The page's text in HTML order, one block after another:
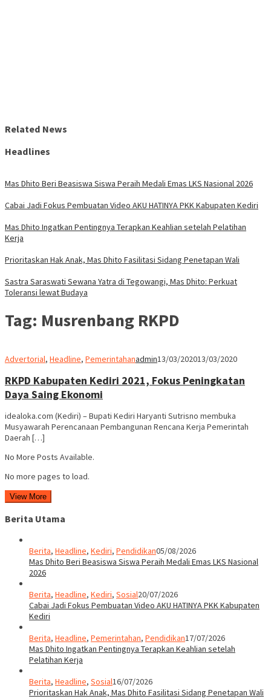
Related News
Headlines
Mas Dhito Beri Beasiswa Siswa Peraih Medali Emas LKS Nasional 2026
Cabai Jadi Fokus Pembuatan Video AKU HATINYA PKK Kabupaten Kediri
Mas Dhito Ingatkan Pentingnya Terapkan Keahlian setelah Pelatihan
Kerja
Prioritaskan Hak Anak, Mas Dhito Fasilitasi Sidang Penetapan Wali
Sastra Saraswati Sewana Yatra di Tegowangi, Mas Dhito: Perkuat
Toleransi lewat Budaya
Tag: Musrenbang RKPD
Advertorial, Headline, Pemerintahanadmin13/03/202013/03/2020
RKPD Kabupaten Kediri 2021, Fokus Peningkatan
Daya Saing Ekonomi
idealoka.com (Kediri) – Bupati Kediri Haryanti Sutrisno membuka
Musyawarah Perencanaan Pembangunan Rencana Kerja Pemerintah
Daerah […]
No More Posts Available.
No more pages to load.
View More
Berita Utama
Berita, Headline, Kediri, Pendidikan05/08/2026
Mas Dhito Beri Beasiswa Siswa Peraih Medali Emas LKS Nasional
2026
Berita, Headline, Kediri, Sosial20/07/2026
Cabai Jadi Fokus Pembuatan Video AKU HATINYA PKK Kabupaten
Kediri
Berita, Headline, Pemerintahan, Pendidikan17/07/2026
Mas Dhito Ingatkan Pentingnya Terapkan Keahlian setelah
Pelatihan Kerja
Berita, Headline, Sosial16/07/2026
Prioritaskan Hak Anak, Mas Dhito Fasilitasi Sidang Penetapan Wali